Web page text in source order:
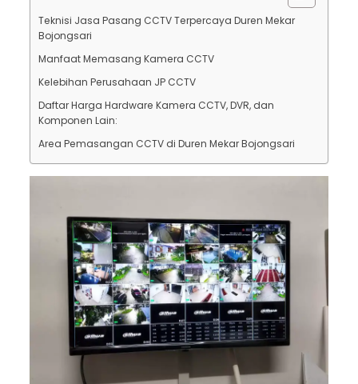
Teknisi Jasa Pasang CCTV Terpercaya Duren Mekar
Bojongsari
Manfaat Memasang Kamera CCTV
Kelebihan Perusahaan JP CCTV
Daftar Harga Hardware Kamera CCTV, DVR, dan
Komponen Lain:
Area Pemasangan CCTV di Duren Mekar Bojongsari